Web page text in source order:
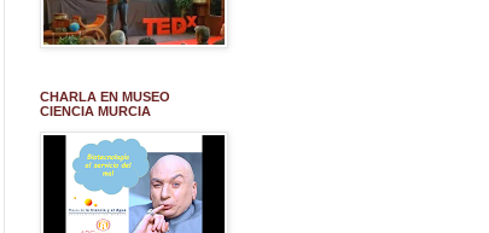
CHARLA EN MUSEO
CIENCIA MURCIA